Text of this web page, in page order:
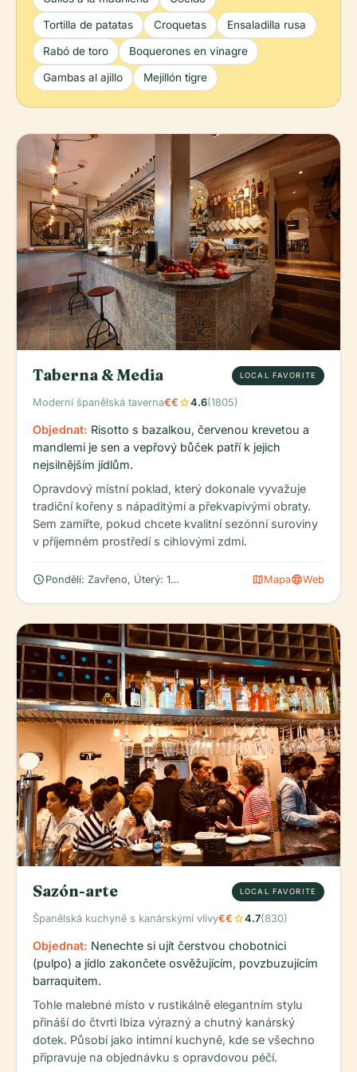
Tortilla de patatas Croquetas Ensaladilla rusa
Rabó de toro Boquerones en vinagre
Gambas al ajillo Mejillón tigre
Taberna & Media LOCAL FAVORITE
Moderní španělská tavernа€€star4.6(1805)
Objednat: Risotto s bazalkou, červenou krevetou a
mandlemi je sen a vepřový bůček patří k jejich
nejsilnějším jídlům.
Opravdový místní poklad, který dokonale vyvažuje
tradiční kořeny s nápaditými a překvapivými obraty.
Sem zamiřte, pokud chcete kvalitní sezónní suroviny
v příjemném prostředí s cihlovými zdmi.
schedule Pondělí: Zavřeno, Úterý: 12:00 – 5:30 PM, 8:00 PM – 1:00 AM,
mapMapalanguageWeb
Sazón-arte LOCAL FAVORITE
Španělská kuchyně s kanárskými vlivy€€star4.7(830)
Objednat: Nenechte si ujít čerstvou chobotnici
(pulpo) a jídlo zakončete osvěžujícím, povzbuzujícím
barraquitem.
Tohle malebné místo v rustikálně elegantním stylu
přináší do čtvrti Ibiza výrazný a chutný kanárský
dotek. Působí jako intimní kuchyně, kde se všechno
připravuje na objednávku s opravdovou péčí.